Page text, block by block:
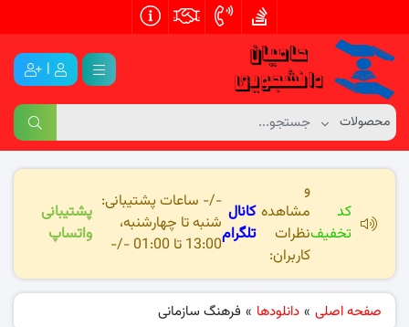
|
کد
تخفیف
و
مشاهده
نظرات
کاربران:
کانال
تلگرام
-/- ساعات پشتیبانی:
شنبه تا چهارشنبه،
13:00 تا 01:00 -/-
پشتیبانی
واتساپ
صفحه اصلی » دانلودها » فرهنگ سازمانی